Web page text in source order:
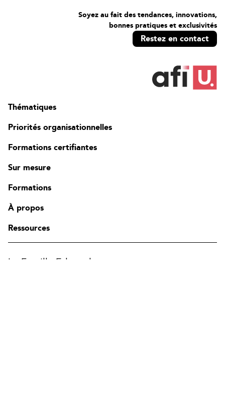
Contact
Modifier la région
Soyez au fait des tendances, innovations,
bonnes pratiques et exclusivités
Restez en contact
Thématiques
Priorités organisationnelles
Formations certifiantes
Sur mesure
Formations
À propos
Ressources
La Famille Edgenda